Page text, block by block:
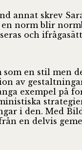
annat skrev
norm blir
och
en stil men
av
exempel på
i den. Med
en delvis